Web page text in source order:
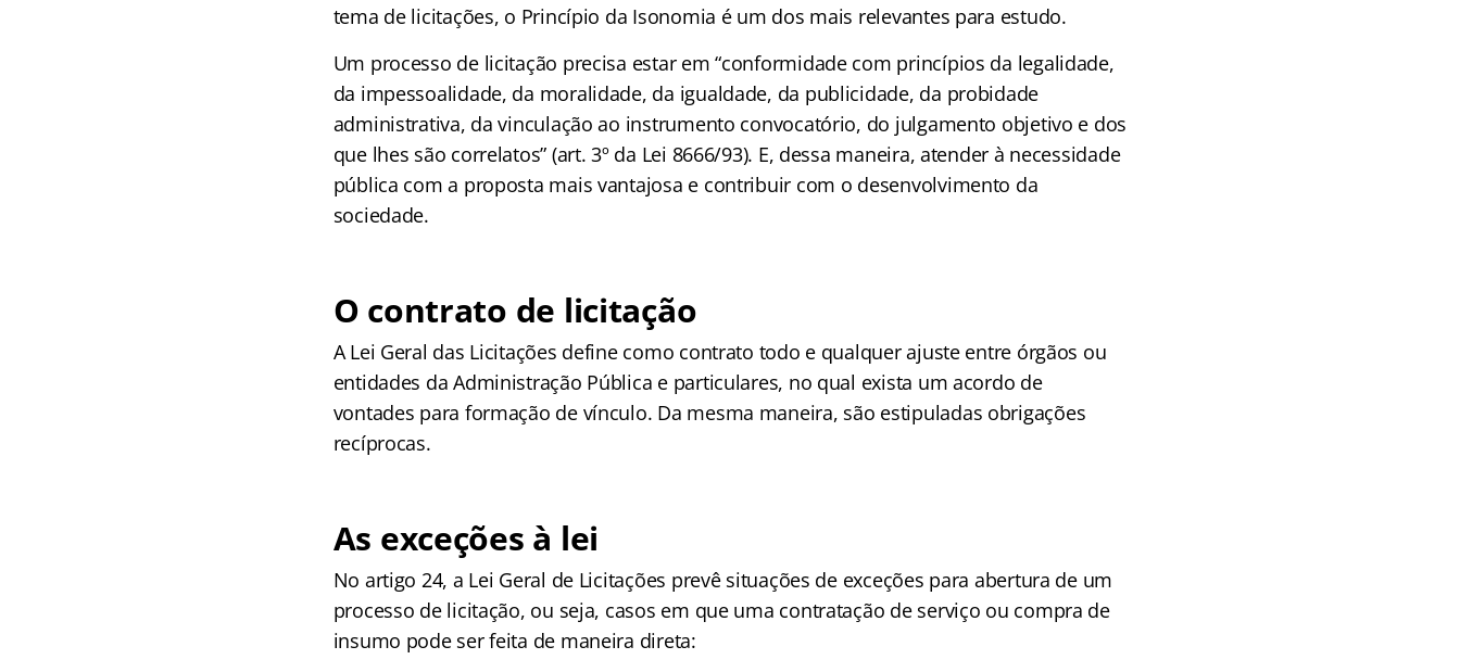
tema de licitações, o Princípio da Isonomia é um dos mais relevantes para estudo.
Um processo de licitação precisa estar em “conformidade com princípios da legalidade,
da impessoalidade, da moralidade, da igualdade, da publicidade, da probidade
administrativa, da vinculação ao instrumento convocatório, do julgamento objetivo e dos
que lhes são correlatos” (art. 3º da Lei 8666/93). E, dessa maneira, atender à necessidade
pública com a proposta mais vantajosa e contribuir com o desenvolvimento da
sociedade.
O contrato de licitação
A Lei Geral das Licitações define como contrato todo e qualquer ajuste entre órgãos ou
entidades da Administração Pública e particulares, no qual exista um acordo de
vontades para formação de vínculo. Da mesma maneira, são estipuladas obrigações
recíprocas.
As exceções à lei
No artigo 24, a Lei Geral de Licitações prevê situações de exceções para abertura de um
processo de licitação, ou seja, casos em que uma contratação de serviço ou compra de
insumo pode ser feita de maneira direta: